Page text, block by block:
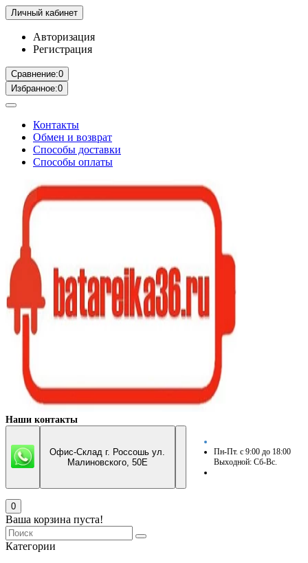
Личный кабинет
Авторизация
Регистрация
Сравнение:0
Избранное:0
Контакты
Обмен и возврат
Способы доставки
Способы оплаты
Наши контакты
Офис-Склад г. Россошь ул.
Малиновского, 50Е
Пн-Пт. с 9:00 до 18:00
Выходной: Сб-Вс.
0
Ваша корзина пуста!
Категории